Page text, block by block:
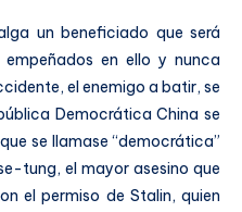
un beneficiado que será
en ello y nunca
el enemigo a batir, se
Democrática China se
se llamase “democrática”
tung, el mayor asesino que
el permiso de Stalin, quien